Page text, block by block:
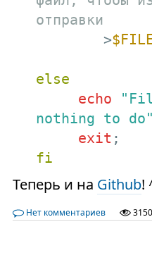
отправки
        >
else
echo
nothing to do"
exit
fi
Теперь и на Github!
Нет комментариев 3150